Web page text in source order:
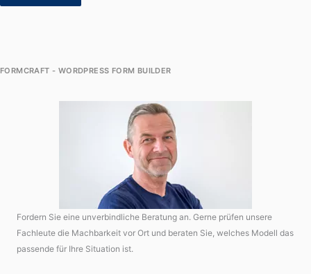
FORMCRAFT - WORDPRESS FORM BUILDER
Fordern Sie eine unverbindliche Beratung an. Gerne prüfen unsere
Fachleute die Machbarkeit vor Ort und beraten Sie, welches Modell das
passende für Ihre Situation ist.